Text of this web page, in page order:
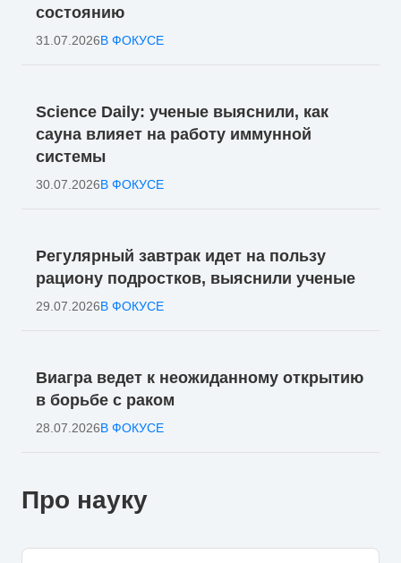
состоянию
31.07.2026В ФОКУСЕ
Science Daily: ученые выяснили, как
сауна влияет на работу иммунной
системы
30.07.2026В ФОКУСЕ
Регулярный завтрак идет на пользу
рациону подростков, выяснили ученые
29.07.2026В ФОКУСЕ
Виагра ведет к неожиданному открытию
в борьбе с раком
28.07.2026В ФОКУСЕ
Про науку